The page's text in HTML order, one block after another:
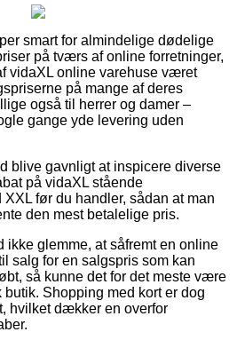
smart for almindelige dødelige
på tværs af online forretninger,
vidaXL online varehuse været
på mange af deres
også til herrer og damer –
gange yde levering uden
blive gavnligt at inspicere diverse
på vidaXL stående
før du handler, sådan at man
den mest betalelige pris.
ikke glemme, at såfremt en online
salg for en salgspris som kan
så kunne det for det meste være
Shopping med kort er dog
hvilket dækker en overfor